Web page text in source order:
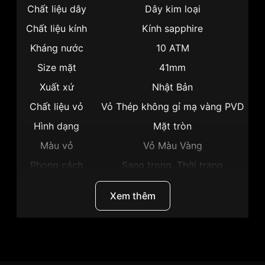
Chất liệu dây
Dây kim loại
Chất liệu kính
Kính sapphire
Kháng nước
10 ATM
Size mặt
41mm
Xuất xứ
Nhật Bản
Chất liệu vỏ
Vỏ Thép không gỉ mạ vàng PVD
Hình dạng
Mặt tròn
Màu vỏ
Vỏ Màu Vàng
Phong cách
Sang trọng, Thời trang
Dạ quang, Lịch ngày, Giờ, Phút,
Xem thêm